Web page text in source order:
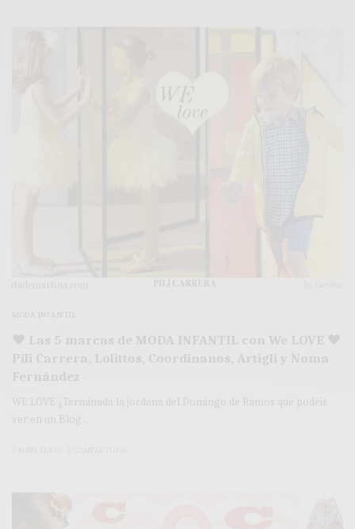
MODA INFANTIL
♥ Las 5 marcas de MODA INFANTIL con We LOVE ♥
Pili Carrera, Lolittos, Coordinanos, Artigli y Noma
Fernández
WE LOVE ¿Terminada la jordana del Domingo de Ramos qué podéis
ver en un Blog…